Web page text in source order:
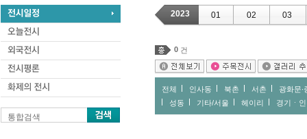
통합검색
2023 01 02 03
0 건
전체 인사동 북촌 서촌
광화문∙
성동
기타/서울 헤이리 경기ㆍ